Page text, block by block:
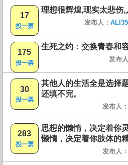
17
投一票
理想很辉煌,现实太悲伤
发布人：
175
投一票
生死之约：交换青春和
发布人
30
投一票
其他人的生活全是选择
还填不完。
发布人：
283
投一票
思想的懒惰，决定着你
懒惰，决定着你肢体的精
发布人：